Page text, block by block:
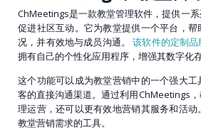
ChMeetings是一款教堂管理软件，提供一
促进社区互动。它为教堂提供一个平台，
况，并有效地与成员沟通。该软件的定制
拥有自己的个性化应用程序，增强其数字化
这个功能可以成为教堂营销中的一个强大
客的直接沟通渠道。通过利用ChMeetings
理运营，还可以更有效地营销其服务和活
教堂营销需求的工具。